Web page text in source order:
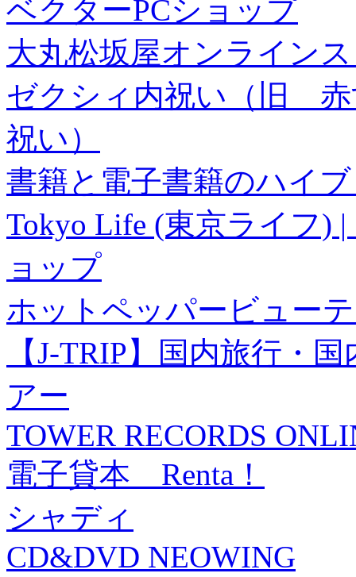
ベクターPCショップ
大丸松坂屋オンライン
ゼクシィ内祝い（旧 赤
祝い）
書籍と電子書籍のハイ
Tokyo Life (東京ライフ)
ョップ
ホットペッパービュー
【J-TRIP】国内旅行・
アー
TOWER RECORDS
電子貸本 Renta！
シャディ
CD&DVD NEOWING